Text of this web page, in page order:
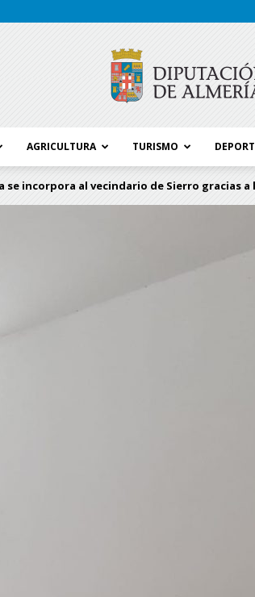
AGRICULTURA TURISMO
se incorpora al vecindario de Sierro gracias a